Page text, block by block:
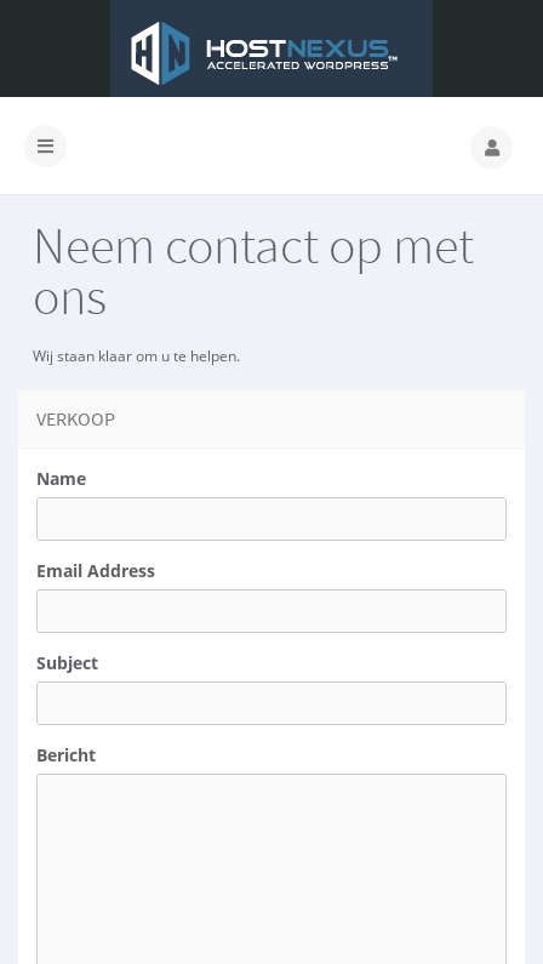
Neem contact op met
ons
Wij staan klaar om u te helpen.
VERKOOP
Name
Email Address
Subject
Bericht